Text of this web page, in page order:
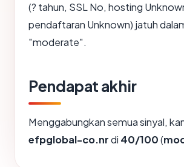
(? tahun, SSL No, hosting
pendaftaran Unknown) jatuh
"moderate".
Pendapat akhir
Menggabungkan semua sinyal,
efpglobal-co.nrdi 40/100(